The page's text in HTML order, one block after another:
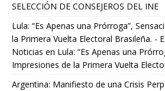
SELECCIÓN DE CONSEJEROS DEL INE
Lula: “Es Apenas una Prórroga”,
la Primera Vuelta Electoral Brasileña. -
Noticias en Lula: “Es Apenas una
Impresiones de la Primera Vuelta
Argentina: Manifiesto de una Crisis